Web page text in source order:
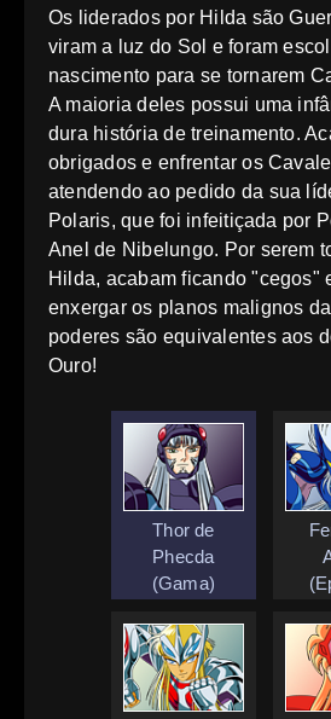
Os liderados por Hilda são
viram a luz do Sol e foram
nascimento para se tornarem
A maioria deles possui uma
dura história de treinamento.
obrigados e enfrentar os
atendendo ao pedido da sua
Polaris, que foi infeitiçada por
Anel de Nibelungo. Por serem
Hilda, acabam ficando "cegos"
enxergar os planos malignos
poderes são equivalentes aos
Ouro!
Thor de
Phecda
(Gama)